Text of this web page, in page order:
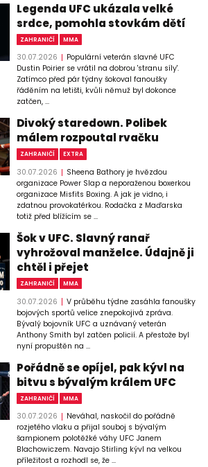
Legenda UFC ukázala velké
srdce, pomohla stovkám dětí
ZAHRANIČÍ MMA
30.07.2026
Populární veterán slavné UFC
Dustin Poirier se vrátil na dobrou 'stranu síly'.
Zatímco před pár týdny šokoval fanoušky
řáděním na letišti, kvůli němuž byl dokonce
zatčen, ...
Divoký staredown. Polibek
málem rozpoutal rvačku
ZAHRANIČÍ EXTRA
30.07.2026
Sheena Bathory je hvězdou
organizace Power Slap a neporaženou boxerkou
organizace Misfits Boxing. A jak je vidno, i
zdatnou provokatérkou. Rodačka z Maďarska
totiž před blížícím se ...
Šok v UFC. Slavný ranař
vyhrožoval manželce. Údajně ji
chtěl i přejet
ZAHRANIČÍ MMA
30.07.2026
V průběhu týdne zasáhla fanoušky
bojových sportů velice znepokojivá zpráva.
Bývalý bojovník UFC a uznávaný veterán
Anthony Smith byl zatčen policií. A přestože byl
nyní propuštěn na ...
Pořádně se opíjel, pak kývl na
bitvu s bývalým králem UFC
ZAHRANIČÍ MMA
30.07.2026
Neváhal, naskočil do pořádně
rozjetého vlaku a přijal souboj s bývalým
šampionem polotěžké váhy UFC Janem
Blachowiczem. Navajo Stirling kývl na velkou
příležitost a rozhodl se, že ...